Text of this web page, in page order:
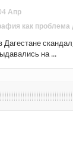
Апр
как проблема
на ...